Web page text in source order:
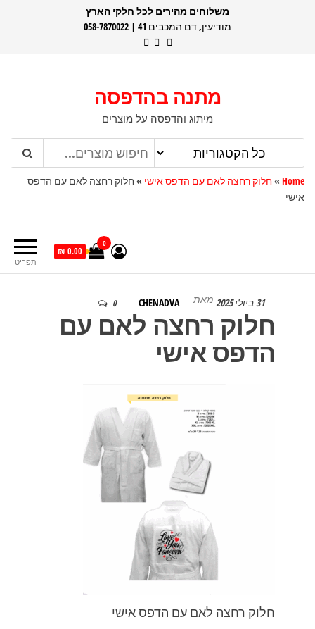
משלוחים מהירים לכל חלקי הארץ
מודיעין, דם המכבים 41 | 058-7870022
מתנה בהדפסה
מיתוג והדפסה על מוצרים
Home
»חלוק רחצה לאם עם הדפס אישי » חלוק רחצה לאם עם הדפס
אישי
תפריט
0
0.00 ₪
31 ביולי 2025 מאת CHENADVA
0
חלוק רחצה לאם עם
הדפס אישי
חלוק רחצה לאם עם הדפס אישי